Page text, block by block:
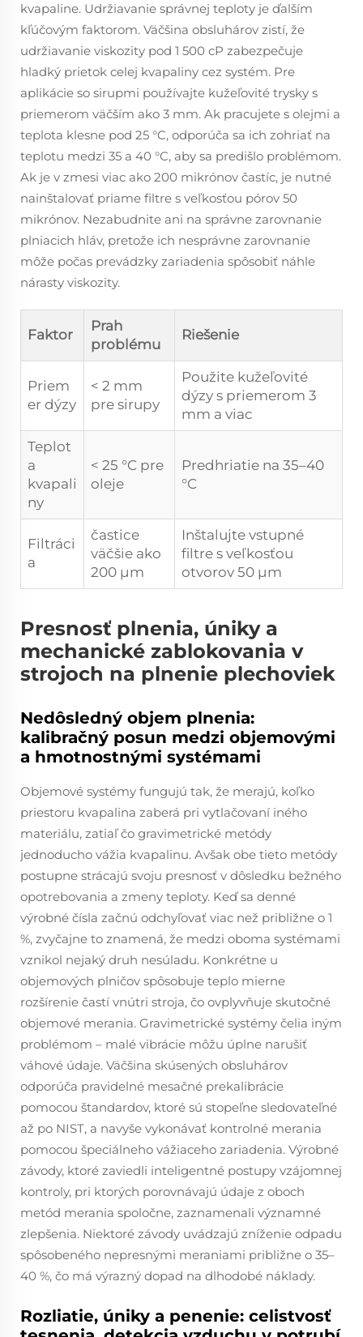
kvapaline. Udržiavanie správnej teploty je ďalším
kľúčovým faktorom. Väčšina obsluhárov zistí, že
udržiavanie viskozity pod 1 500 cP zabezpečuje
hladký prietok celej kvapaliny cez systém. Pre
aplikácie so sirupmi používajte kužeľovité trysky s
priemerom väčším ako 3 mm. Ak pracujete s olejmi a
teplota klesne pod 25 °C, odporúča sa ich zohriať na
teplotu medzi 35 a 40 °C, aby sa predišlo problémom.
Ak je v zmesi viac ako 200 mikrónov častíc, je nutné
nainštalovať priame filtre s veľkosťou pórov 50
mikrónov. Nezabudnite ani na správne zarovnanie
plniacich hláv, pretože ich nesprávne zarovnanie
môže počas prevádzky zariadenia spôsobiť náhle
nárasty viskozity.
Faktor
Prah
problému
Riešenie
Priem
er dýzy
< 2 mm
pre sirupy
Použite kužeľovité
dýzy s priemerom 3
mm a viac
Teplot
a
kvapali
ny
< 25 °C pre
oleje
Predhriatie na 35–40
°C
Filtráci
a
častice
väčšie ako
200 μm
Inštalujte vstupné
filtre s veľkosťou
otvorov 50 μm
Presnosť plnenia, úniky a
mechanické zablokovania v
strojoch na plnenie plechoviek
Nedôsledný objem plnenia:
kalibračný posun medzi objemovými
a hmotnostnými systémami
Objemové systémy fungujú tak, že merajú, koľko
priestoru kvapalina zaberá pri vytlačovaní iného
materiálu, zatiaľ čo gravimetrické metódy
jednoducho vážia kvapalinu. Avšak obe tieto metódy
postupne strácajú svoju presnosť v dôsledku bežného
opotrebovania a zmeny teploty. Keď sa denné
výrobné čísla začnú odchyľovať viac než približne o 1
%, zvyčajne to znamená, že medzi oboma systémami
vznikol nejaký druh nesúladu. Konkrétne u
objemových plničov spôsobuje teplo mierne
rozšírenie častí vnútri stroja, čo ovplyvňuje skutočné
objemové merania. Gravimetrické systémy čelia iným
problémom – malé vibrácie môžu úplne narušiť
váhové údaje. Väčšina skúsených obsluhárov
odporúča pravidelné mesačné prekalibrácie
pomocou štandardov, ktoré sú stopeľne sledovateľné
až po NIST, a navyše vykonávať kontrolné merania
pomocou špeciálneho vážiaceho zariadenia. Výrobné
závody, ktoré zaviedli inteligentné postupy vzájomnej
kontroly, pri ktorých porovnávajú údaje z oboch
metód merania spoločne, zaznamenali významné
zlepšenia. Niektoré závody uvádzajú zníženie odpadu
spôsobeného nepresnými meraniami približne o 35–
40 %, čo má výrazný dopad na dlhodobé náklady.
Rozliatie, úniky a penenie: celistvosť